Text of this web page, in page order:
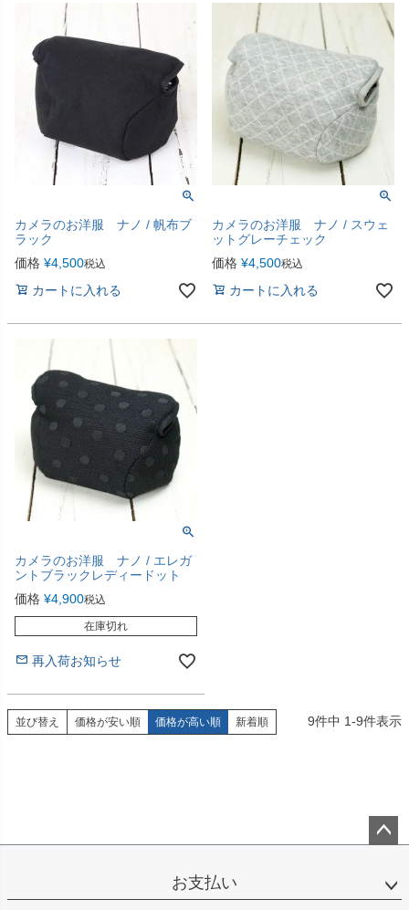
カメラのお洋服 ナノ / 帆布ブ
ラック
価格 ¥4,500税込
カートに入れる
カメラのお洋服 ナノ / スウェ
ットグレーチェック
価格 ¥4,500税込
カートに入れる
カメラのお洋服 ナノ / エレガ
ントブラックレディードット
価格 ¥4,900税込
在庫切れ
再入荷お知らせ
並び替え 価格が安い順 価格が高い順 新着順 9件中 1-9件表示
ップ
お支払い